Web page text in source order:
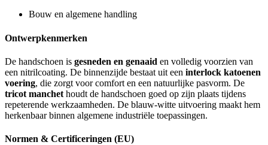
Bouw en algemene handling
Ontwerpkenmerken
De handschoen is gesneden en genaaid en volledig voorzien van
een nitrilcoating. De binnenzijde bestaat uit een interlock katoenen
voering, die zorgt voor comfort en een natuurlijke pasvorm. De
tricot manchet houdt de handschoen goed op zijn plaats tijdens
repeterende werkzaamheden. De blauw-witte uitvoering maakt hem
herkenbaar binnen algemene industriële toepassingen.
Normen & Certificeringen (EU)